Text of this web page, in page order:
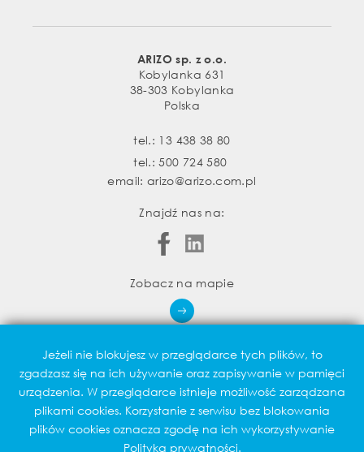
Jeżeli nie blokujesz w przeglądarce tych plików, to
zgadzasz się na ich używanie oraz zapisywanie w pamięci
urządzenia. W przeglądarce istnieje możliwość zarządzana
plikami cookies. Korzystanie z serwisu bez blokowania
plików cookies oznacza zgodę na ich wykorzystywanie
Polityka prywatności.
Realizacja:
ARIZO sp. z o.o.
Kobylanka 631
38-303 Kobylanka
Polska
tel.: 13 438 38 80
tel.:500 724 580
email:arizo@arizo.com.pl
Znajdź nas na:
Zobacz na mapie